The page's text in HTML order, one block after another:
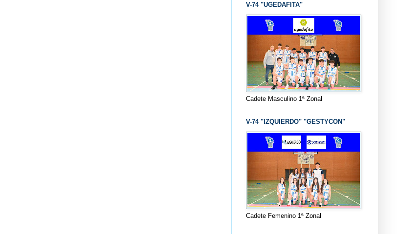
V-74 "UGEDAFITA"
Cadete Masculino 1ª Zonal
V-74 "IZQUIERDO" "GESTYCON"
Cadete Femenino 1ª Zonal